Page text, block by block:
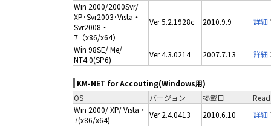
Win 2000/2000Svr/
XP･Svr2003･Vista・
Svr2008・
7（x86/x64）
Ver 5.2.1928c 2010.9.9 詳細
Win 98SE/ Me/
NT4.0(SP6)
Ver 4.3.0214 2007.7.13 詳細
KM-NET for Accouting(Windows用)
OS
バージョン 掲載日
Win 2000/ XP/ Vista・
7(x86/x64)
Ver 2.4.0413 2010.6.10 詳細